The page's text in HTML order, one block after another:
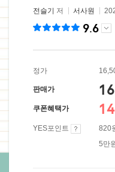
전슬기 저 서사원
9.6
정가
판매가
쿠폰혜택가
YES포인트
820
5만